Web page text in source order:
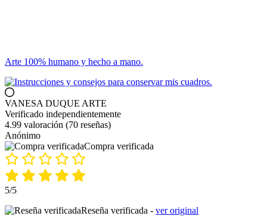
Arte 100% humano y hecho a mano.
VANESA DUQUE ARTE
Verificado independientemente
4.99 valoración (70 reseñas)
Anónimo
Compra verificada
5/5
Reseña verificada - ver original